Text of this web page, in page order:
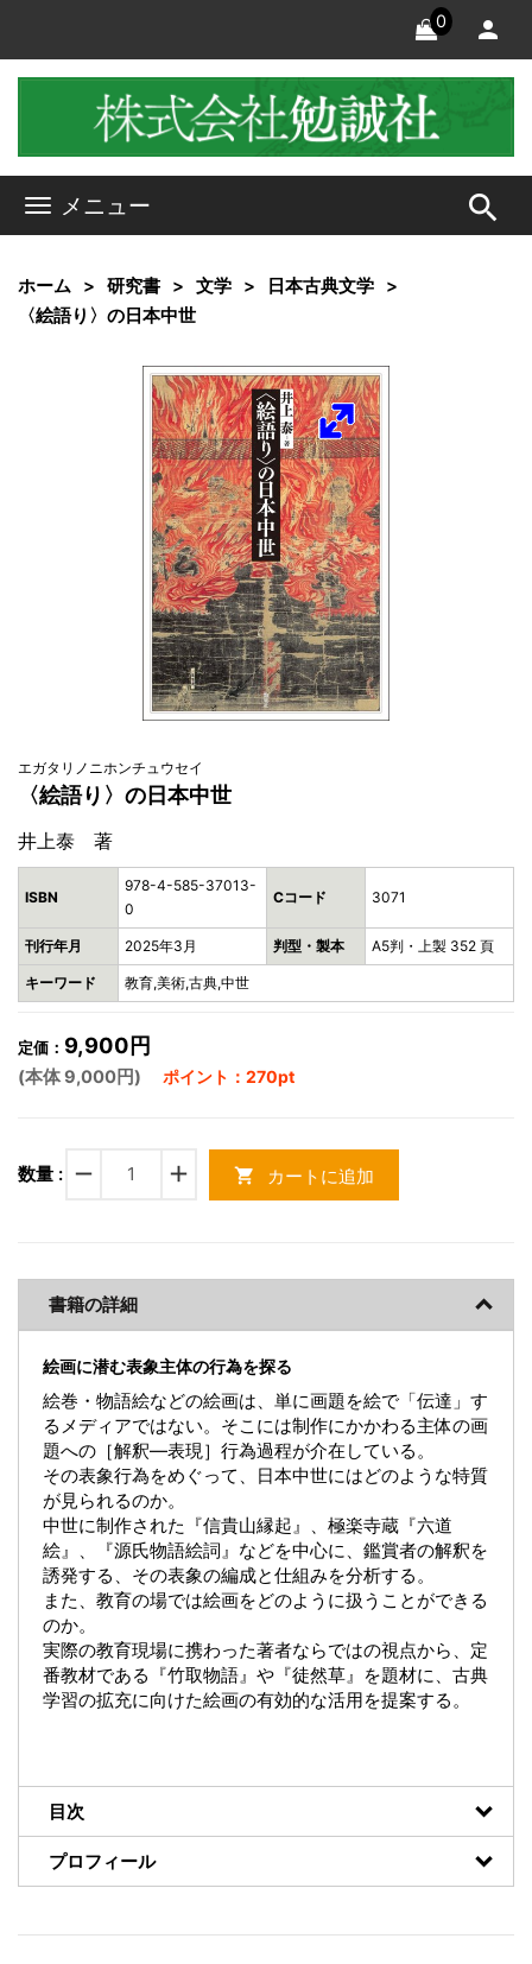
0
メニュー search
ホーム 研究書 文学
日本古典文学
〈絵語り〉の日本中世
エガタリノニホンチュウセイ
〈絵語り〉の日本中世
井上泰 著
ISBN
978-4-585-37013-
0
Cコード 3071
刊行年月 2025年3月 判型・製本 A5判・上製 352 頁
キーワード 教育,美術,古典,中世
定価： 9,900円
(本体 9,000円) ポイント：270pt
数量 : remove add shopping_cart カートに追加
書籍の詳細
絵画に潜む表象主体の行為を探る
絵巻・物語絵などの絵画は、単に画題を絵で「伝達」す
るメディアではない。そこには制作にかかわる主体の画
題への［解釈―表現］行為過程が介在している。
その表象行為をめぐって、日本中世にはどのような特質
が見られるのか。
中世に制作された『信貴山縁起』、極楽寺蔵『六道
絵』、『源氏物語絵詞』などを中心に、鑑賞者の解釈を
誘発する、その表象の編成と仕組みを分析する。
また、教育の場では絵画をどのように扱うことができる
のか。
実際の教育現場に携わった著者ならではの視点から、定
番教材である『竹取物語』や『徒然草』を題材に、古典
学習の拡充に向けた絵画の有効的な活用を提案する。
目次
プロフィール